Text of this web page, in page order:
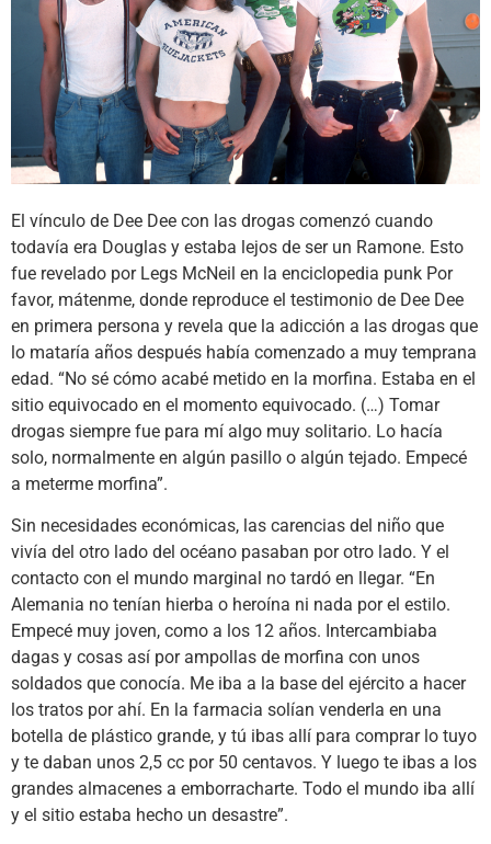
El vínculo de Dee Dee con las drogas comenzó cuando
todavía era Douglas y estaba lejos de ser un Ramone. Esto
fue revelado por Legs McNeil en la enciclopedia punk Por
favor, mátenme, donde reproduce el testimonio de Dee Dee
en primera persona y revela que la adicción a las drogas que
lo mataría años después había comenzado a muy temprana
edad. “No sé cómo acabé metido en la morfina. Estaba en el
sitio equivocado en el momento equivocado. (…) Tomar
drogas siempre fue para mí algo muy solitario. Lo hacía
solo, normalmente en algún pasillo o algún tejado. Empecé
a meterme morfina”.
Sin necesidades económicas, las carencias del niño que
vivía del otro lado del océano pasaban por otro lado. Y el
contacto con el mundo marginal no tardó en llegar. “En
Alemania no tenían hierba o heroína ni nada por el estilo.
Empecé muy joven, como a los 12 años. Intercambiaba
dagas y cosas así por ampollas de morfina con unos
soldados que conocía. Me iba a la base del ejército a hacer
los tratos por ahí. En la farmacia solían venderla en una
botella de plástico grande, y tú ibas allí para comprar lo tuyo
y te daban unos 2,5 cc por 50 centavos. Y luego te ibas a los
grandes almacenes a emborracharte. Todo el mundo iba allí
y el sitio estaba hecho un desastre”.